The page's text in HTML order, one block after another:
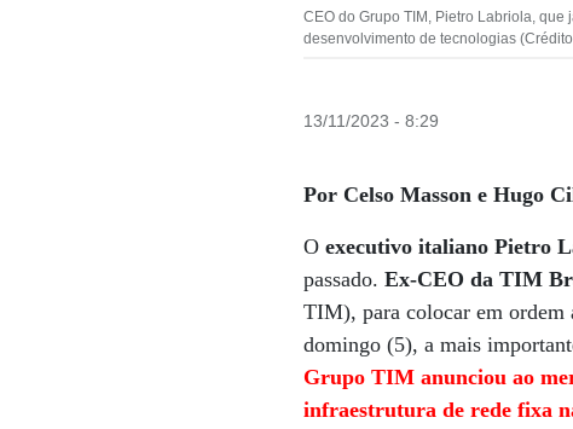
CEO do Grupo TIM, Pietro Labriola,
desenvolvimento de tecnologias
13/11/2023 - 8:29
Por Celso Masson e Hugo
Oexecutivo italiano Pietro
passado.Ex-CEO da TIM
TIM), para colocar em ordem
domingo (5), a mais
Grupo TIM anunciou ao
infraestrutura de rede fixa